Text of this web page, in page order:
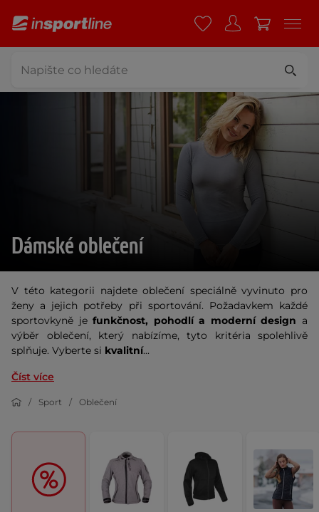
Dámské oblečení
V této kategorii najdete oblečení speciálně vyvinuto pro
ženy a jejich potřeby při sportování. Požadavkem každé
sportovkyně jefunkčnost, pohodlí a moderní design a
výběr oblečení, který nabízíme, tyto kritéria spolehlivě
splňuje. Vyberte si kvalitní...
Číst více
Sport Oblečení